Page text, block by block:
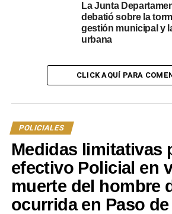
La Junta
debatió sobre la
gestión municipal y
urbana
CLICK AQUÍ PARA
POLICIALES
Medidas limitativas
efectivo Policial en
muerte del hombre
ocurrida en Paso